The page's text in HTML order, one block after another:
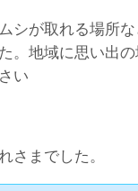
シが取れる場所
。地域に思い出
い
さまでした。